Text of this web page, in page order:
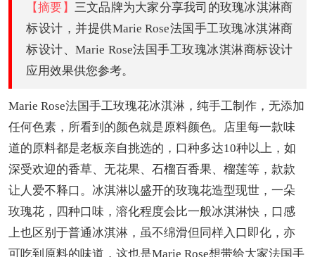
【摘要】 三文品牌为大家分享我司的玫瑰冰淇淋商
标设计，并提供Marie Rose法国手工玫瑰冰淇淋商
标设计、Marie Rose法国手工玫瑰冰淇淋商标设计
应用效果供您参考。
Marie Rose法国手工玫瑰花冰淇淋，纯手工制作，无添加
任何色素，所看到的颜色就是原料颜色。店里每一款味
道的原料都是老板亲自挑选的，口种多达10种以上，如
深受欢迎的香草、无花果、石榴百香果、榴莲等，款款
让人爱不释口。冰淇淋以盛开的玫瑰花造型现世，一朵
玫瑰花，四种口味，溶化程度会比一般冰淇淋快，口感
上也区别于普通冰淇淋，虽不绵滑但同样入口即化，亦
可吃到原料的味道，这也是Marie Rose想带给大家法国手